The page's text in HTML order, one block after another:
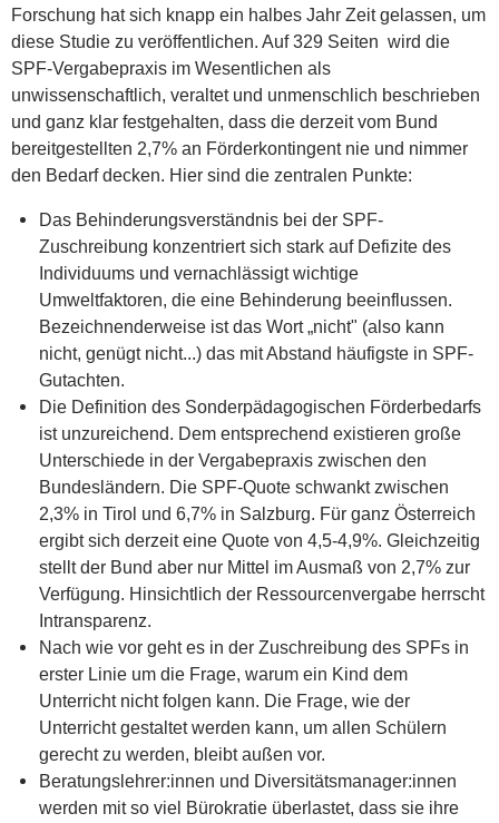
Forschung hat sich knapp ein halbes Jahr Zeit gelassen, um
diese Studie zu veröffentlichen. Auf 329 Seiten wird die
SPF-Vergabepraxis im Wesentlichen als
unwissenschaftlich, veraltet und unmenschlich beschrieben
und ganz klar festgehalten, dass die derzeit vom Bund
bereitgestellten 2,7% an Förderkontingent nie und nimmer
den Bedarf decken. Hier sind die zentralen Punkte:
Das Behinderungsverständnis bei der SPF-
Zuschreibung konzentriert sich stark auf Defizite des
Individuums und vernachlässigt wichtige
Umweltfaktoren, die eine Behinderung beeinflussen.
Bezeichnenderweise ist das Wort „nicht" (also kann
nicht, genügt nicht...) das mit Abstand häufigste in SPF-
Gutachten.
Die Definition des Sonderpädagogischen Förderbedarfs
ist unzureichend. Dem entsprechend existieren große
Unterschiede in der Vergabepraxis zwischen den
Bundesländern. Die SPF-Quote schwankt zwischen
2,3% in Tirol und 6,7% in Salzburg. Für ganz Österreich
ergibt sich derzeit eine Quote von 4,5-4,9%. Gleichzeitig
stellt der Bund aber nur Mittel im Ausmaß von 2,7% zur
Verfügung. Hinsichtlich der Ressourcenvergabe herrscht
Intransparenz.
Nach wie vor geht es in der Zuschreibung des SPFs in
erster Linie um die Frage, warum ein Kind dem
Unterricht nicht folgen kann. Die Frage, wie der
Unterricht gestaltet werden kann, um allen Schülern
gerecht zu werden, bleibt außen vor.
Beratungslehrer:innen und Diversitätsmanager:innen
werden mit so viel Bürokratie überlastet, dass sie ihre